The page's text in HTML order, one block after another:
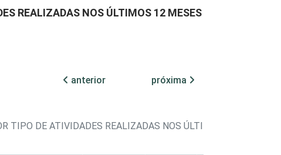
REALIZADAS NOS ÚLTIMOS 12 MESES
anterior
próxima
TIPO DE ATIVIDADES REALIZADAS NOS ÚLTIMOS 12 MESES